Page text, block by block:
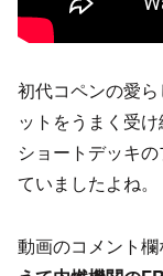
初代コペンの愛
ットをうまく受
ショートデッキ
ていましたよね。
動画のコメント欄